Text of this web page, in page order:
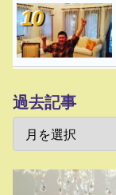
過去記事